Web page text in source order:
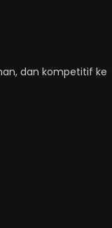
dan kompetitif ke